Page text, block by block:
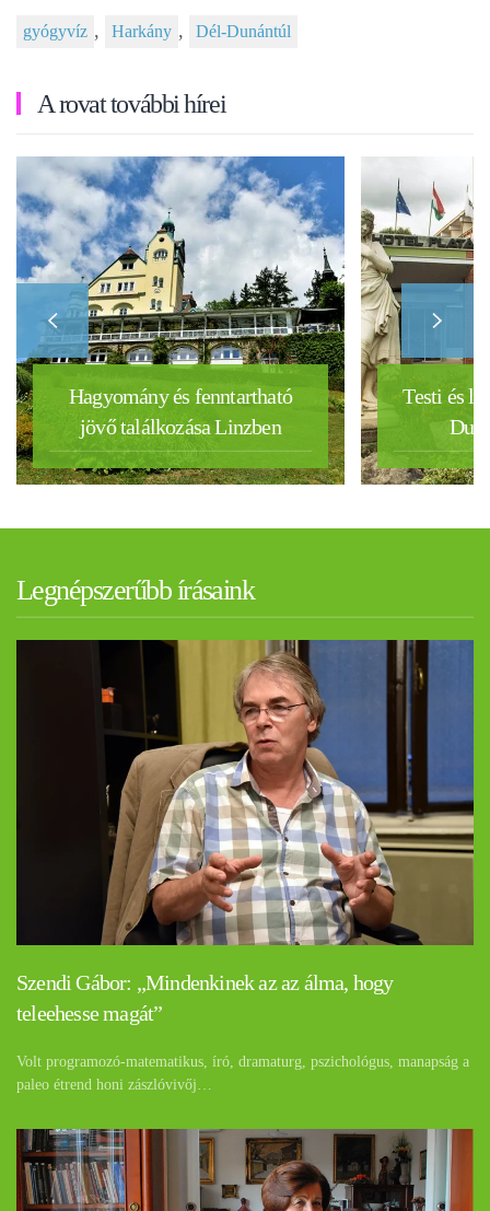
gyógyvíz , Harkány , Dél-Dunántúl
A rovat további hírei
Hagyomány és fenntartható
jövő találkozása Linzben
Testi és
Legnépszerűbb írásaink
Szendi Gábor: „Mindenkinek az az álma, hogy
teleehesse magát”
Volt programozó-matematikus, író, dramaturg, pszichológus, manapság a
paleo étrend honi zászlóvivőj…